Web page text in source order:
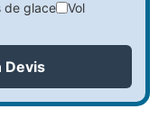
de glace
Vol
Devis